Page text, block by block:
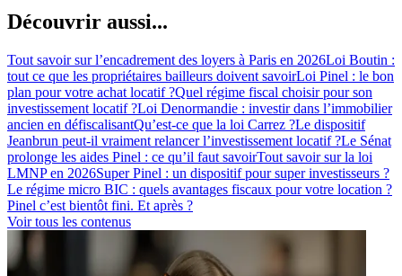
Découvrir aussi...
Tout savoir sur l’encadrement des loyers à Paris en 2026Loi Boutin :
tout ce que les propriétaires bailleurs doivent savoirLoi Pinel : le bon
plan pour votre achat locatif ?Quel régime fiscal choisir pour son
investissement locatif ?Loi Denormandie : investir dans l’immobilier
ancien en défiscalisantQu’est-ce que la loi Carrez ?Le dispositif
Jeanbrun peut-il vraiment relancer l’investissement locatif ?Le Sénat
prolonge les aides Pinel : ce qu’il faut savoirTout savoir sur la loi
LMNP en 2026Super Pinel : un dispositif pour super investisseurs ?
Le régime micro BIC : quels avantages fiscaux pour votre location ?
Pinel c’est bientôt fini. Et après ?
Voir tous les contenus